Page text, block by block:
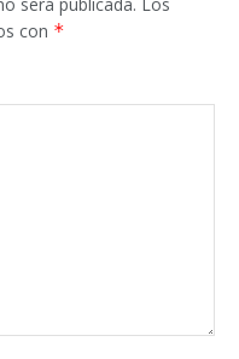
será publicada. Los
con *